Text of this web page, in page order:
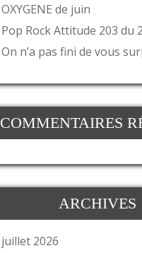
OXYGENE de juin
Pop Rock Attitude 203 du
On n’a pas fini de vous
COMMENTAIRES
ARCHIVES
juillet 2026